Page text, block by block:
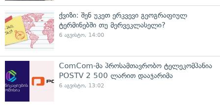
ქვიზი: შენ უკეთ ერკვევი გეოგრაფიულ
ტერმინებში თუ მერვეკლასელი?
6 აგვისტო, 14:00
ComCom-მა პროსამთავრობო ტელეკომპანია
POSTV 2 500 ლარით დააჯარიმა
6 აგვისტო, 13:02